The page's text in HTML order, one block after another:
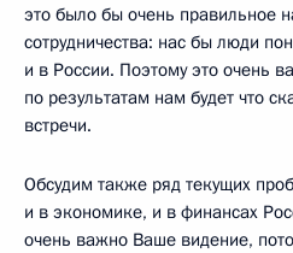
это было бы очень правильное
сотрудничества: нас бы люди
и в России. Поэтому это очень
по результатам нам будет что
встречи.
Обсудим также ряд текущих
и в экономике, и в финансах
очень важно Ваше видение,